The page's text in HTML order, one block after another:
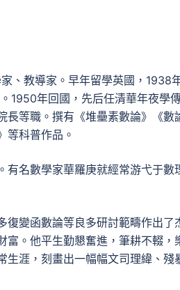
、教導家。早年留學英國，1938
1950年回國，先后任清華年夜學
等職。撰有《堆壘素數論》《數
等科普作品。
名數學家華羅庚就經常游弋于數
變函數論等良多研討範疇作出了
。他平生勤懇奮進，筆耕不輟，
涯，刻畫出一幅幅文司理緯、殘